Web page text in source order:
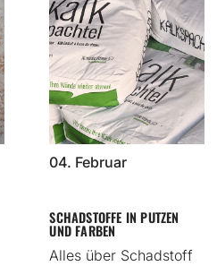
04. Februar
SCHADSTOFFE IN PUTZEN
UND FARBEN
Alles über Schadstoff